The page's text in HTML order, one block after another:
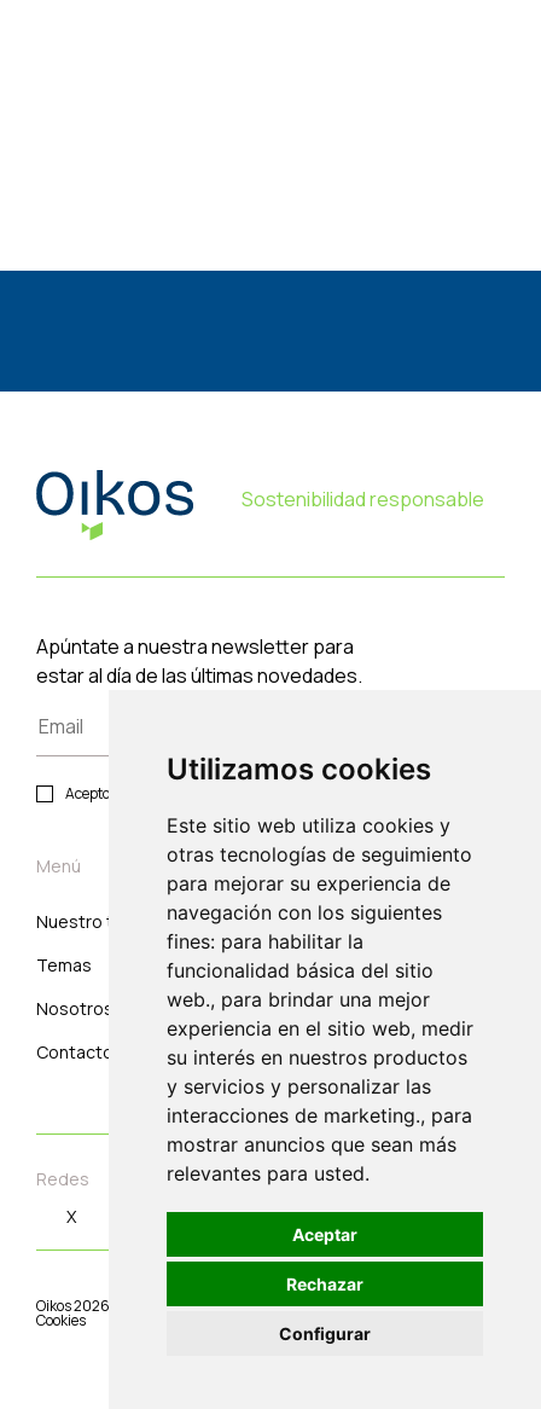
Utilizamos cookies
Este sitio web utiliza cookies y
otras tecnologías de seguimiento
para mejorar su experiencia de
navegación con los siguientes
fines: para habilitar la
funcionalidad básica del sitio
web., para brindar una mejor
experiencia en el sitio web, medir
su interés en nuestros productos
y servicios y personalizar las
interacciones de marketing., para
mostrar anuncios que sean más
relevantes para usted.
Aceptar
Rechazar
Configurar
Sostenibilidad responsable
Apúntate a nuestra newsletter para
estar al día de las últimas novedades.
Acepto política de privacidad y protección de datos.
Menú
Nuestro trabajo
Temas
Nosotros
Contacto
Suscribirse
Correo electrónico
Redes
X
Instagram Linkedin Youtube
Oikos2026 Aviso Legal|Condiciones de Uso|Política de privacidad|
Cookies